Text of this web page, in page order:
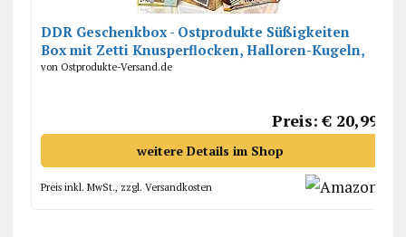
DDR Geschenkbox - Ostprodukte Süßigkeiten
Box mit Zetti Knusperflocken, Halloren-Kugeln,
Viba Nougat Stange uvm.
von Ostprodukte-Versand.de
Preis: € 20,99
weitere Details im Shop
Preis inkl. MwSt., zzgl. Versandkosten